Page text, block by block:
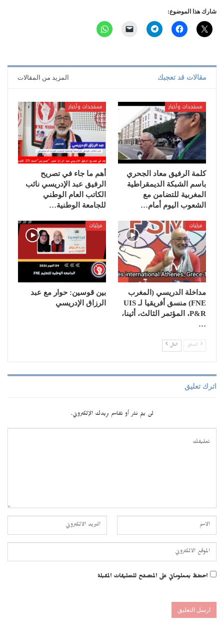
شارك هذا الموضوع:
مقالات قد تعجبك المزيد من المقالات
مستجدات وأخبار
كلمة الرفيق معاد الجحري
باسم الشبكة الديمقراطية
المغربية للتضامن مع
الشعوب اليوم أمام…
مستجدات وأخبار
أهم ما جاء في تصريح
الرفيق عبد الإدريسي نائب
الكاتب العام الوطني
للجامعة الوطنية…
مرئيات
مداخلة الدريسي (المغرب
FNE) منسق أفريقيا لـ UIS
P&R، المؤتمر الثالث، أثينا،
…
مرئيات
بين قوسين: حوار مع عبد
الرزاق الإدريسي
السابق التالي
اترك تعليق
لن يتم نشر أو تقاسم بريدك الإلكتروني.
احتفظ بمعلوماتي على المتصفح للتعليقات المقبلة